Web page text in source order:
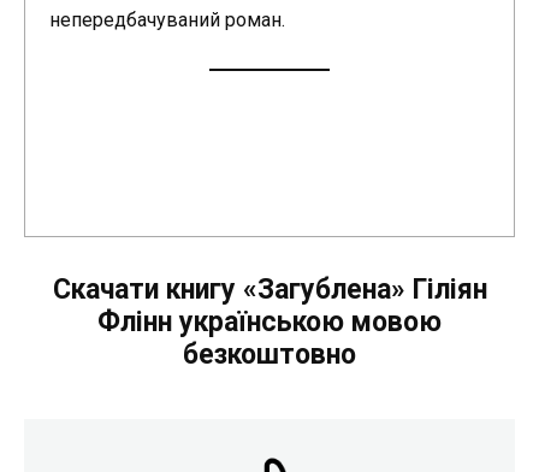
непередбачуваний роман.
Скачати книгу «Загублена» Гіліян
Флінн українською мовою
безкоштовно